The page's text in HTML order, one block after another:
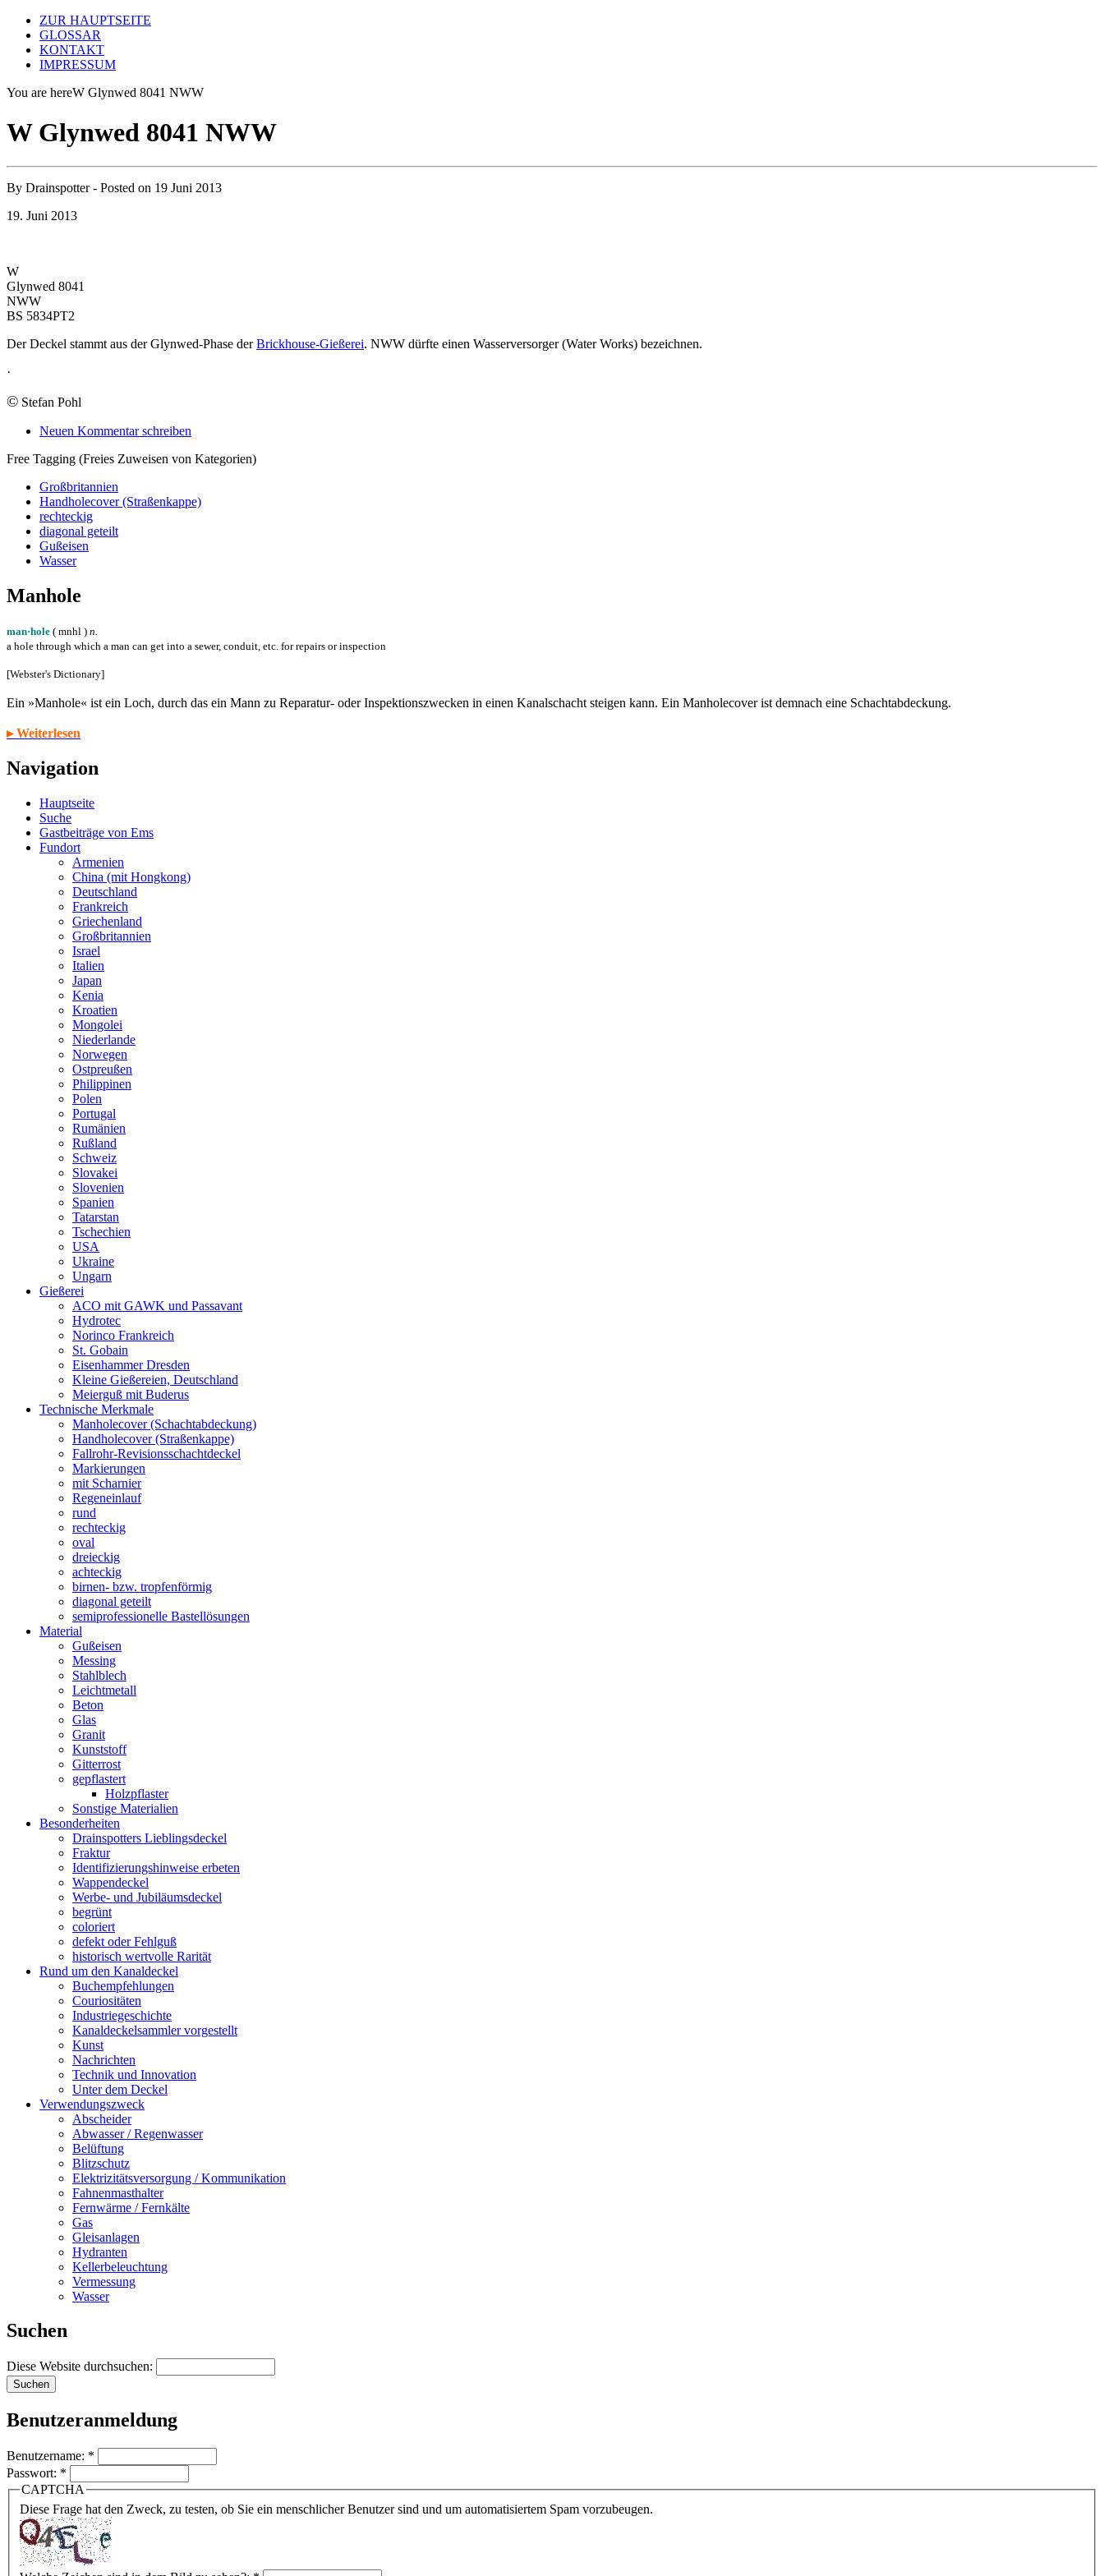
ZUR HAUPTSEITE
GLOSSAR
KONTAKT
IMPRESSUM
You are hereW Glynwed 8041 NWW
W Glynwed 8041 NWW
By Drainspotter- Posted on 19 Juni 2013
19. Juni 2013
W
Glynwed 8041
NWW
BS 5834PT2
Der Deckel stammt aus der Glynwed-Phase derBrickhouse-Gießerei. NWW dürfte einen Wasserversorger (Water Works) bezeichnen.
·
© Stefan Pohl
Neuen Kommentar schreiben
Free Tagging (Freies Zuweisen von Kategorien)
Großbritannien
Handholecover (Straßenkappe)
rechteckig
diagonal geteilt
Gußeisen
Wasser
Manhole
man·hole ( mnhl ) n.
a hole through which a man can get into a sewer, conduit, etc. for repairs or inspection
[Webster's Dictionary]
Ein »Manhole« ist ein Loch, durch das ein Mann zu Reparatur- oder Inspektionszwecken in einen Kanalschacht steigen kann. Ein Manholecover ist demnach eine Schachtabdeckung.
▸ Weiterlesen
Navigation
Hauptseite
Suche
Gastbeiträge von Ems
Fundort
Armenien
China (mit Hongkong)
Deutschland
Frankreich
Griechenland
Großbritannien
Israel
Italien
Japan
Kenia
Kroatien
Mongolei
Niederlande
Norwegen
Ostpreußen
Philippinen
Polen
Portugal
Rumänien
Rußland
Schweiz
Slovakei
Slovenien
Spanien
Tatarstan
Tschechien
USA
Ukraine
Ungarn
Gießerei
ACO mit GAWK und Passavant
Hydrotec
Norinco Frankreich
St. Gobain
Eisenhammer Dresden
Kleine Gießereien, Deutschland
Meierguß mit Buderus
Technische Merkmale
Manholecover (Schachtabdeckung)
Handholecover (Straßenkappe)
Fallrohr-Revisionsschachtdeckel
Markierungen
mit Scharnier
Regeneinlauf
rund
rechteckig
oval
dreieckig
achteckig
birnen- bzw. tropfenförmig
diagonal geteilt
semiprofessionelle Bastellösungen
Material
Gußeisen
Messing
Stahlblech
Leichtmetall
Beton
Glas
Granit
Kunststoff
Gitterrost
gepflastert
Holzpflaster
Sonstige Materialien
Besonderheiten
Drainspotters Lieblingsdeckel
Fraktur
Identifizierungshinweise erbeten
Wappendeckel
Werbe- und Jubiläumsdeckel
begrünt
coloriert
defekt oder Fehlguß
historisch wertvolle Rarität
Rund um den Kanaldeckel
Buchempfehlungen
Couriositäten
Industriegeschichte
Kanaldeckelsammler vorgestellt
Kunst
Nachrichten
Technik und Innovation
Unter dem Deckel
Verwendungszweck
Abscheider
Abwasser / Regenwasser
Belüftung
Blitzschutz
Elektrizitätsversorgung / Kommunikation
Fahnenmasthalter
Fernwärme / Fernkälte
Gas
Gleisanlagen
Hydranten
Kellerbeleuchtung
Vermessung
Wasser
Suchen
Diese Website durchsuchen:
Benutzeranmeldung
Benutzername: *
Passwort: *
CAPTCHA
Diese Frage hat den Zweck, zu testen, ob Sie ein menschlicher Benutzer sind und um automatisiertem Spam vorzubeugen.